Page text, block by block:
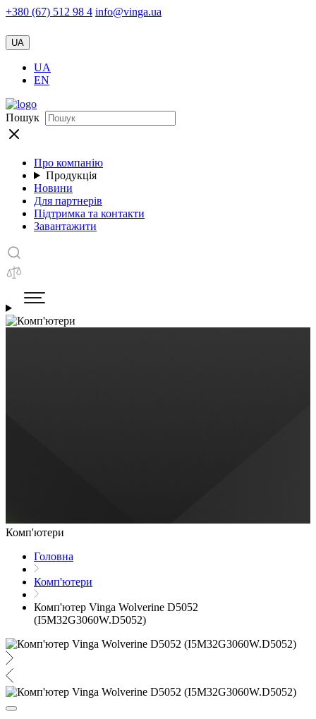
+380 (67) 512 98 4 info@vinga.ua
UA
UA
EN
Пошук
Про компанію
Продукція
Новини
Для партнерів
Підтримка та контакти
Завантажити
Комп'ютери
Головна
Комп'ютери
Комп'ютер Vinga Wolverine D5052
(I5M32G3060W.D5052)